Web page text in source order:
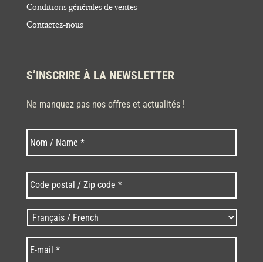
Conditions générales de ventes
Contactez-nous
S’INSCRIRE À LA NEWSLETTER
Ne manquez pas nos offres et actualités !
Nom * Nom
postal
/
Zip
code
* *
Langues
/
Language *
mail *